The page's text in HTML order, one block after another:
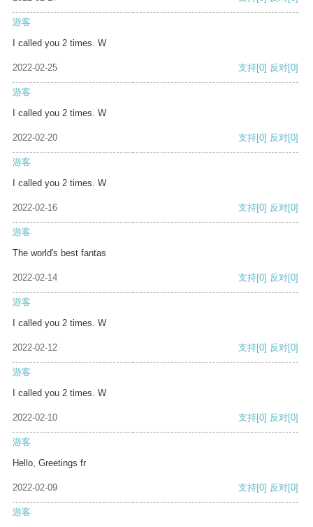
游客
I called you 2 times. W
2022-02-25 支持[0] 反对[0]
游客
I called you 2 times. W
2022-02-20 支持[0] 反对[0]
游客
I called you 2 times. W
2022-02-16 支持[0] 反对[0]
游客
The world's best fantas
2022-02-14 支持[0] 反对[0]
游客
I called you 2 times. W
2022-02-12 支持[0] 反对[0]
游客
I called you 2 times. W
2022-02-10 支持[0] 反对[0]
游客
Hello, Greetings fr
2022-02-09 支持[0] 反对[0]
游客